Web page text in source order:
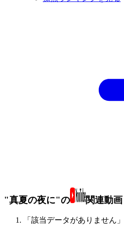
"真夏の夜に"の 関連動画
「該当データがありません」